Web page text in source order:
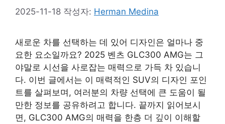
2025-11-18 작성자: Herman Medina
새로운 차를 선택하는 데 있어 디자인은 얼마나 중
요한 요소일까요? 2025 벤츠 GLC300 AMG는 그
야말로 시선을 사로잡는 매력으로 가득 차 있습니
다. 이번 글에서는 이 매력적인 SUV의 디자인 포인
트를 살펴보며, 여러분의 차량 선택에 큰 도움이 될
만한 정보를 공유하려고 합니다. 끝까지 읽어보시
면, GLC300 AMG의 매력을 한층 더 깊이 이해할